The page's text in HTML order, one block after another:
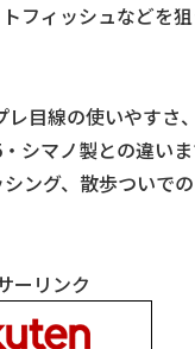
フィッシュなどを
目線の使いやすさ
シマノ製との違いま
ング、散歩ついで
ーリンク